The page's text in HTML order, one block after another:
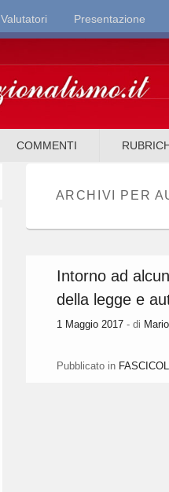
Valutatori Presentazione
COMMENTI
ARCHIVI PER
Intorno ad
della legge e
1 Maggio 2017 - di
Pubblicato in